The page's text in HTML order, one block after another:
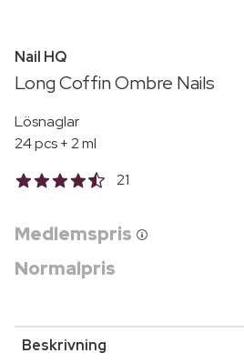
Nail HQ
Long Coffin Ombre Nails
Lösnaglar
24 pcs + 2 ml
21
Medlemspris
Normalpris
Beskrivning